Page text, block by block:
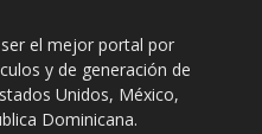
el mejor portal por
y de generación de
Unidos, México,
Dominicana.